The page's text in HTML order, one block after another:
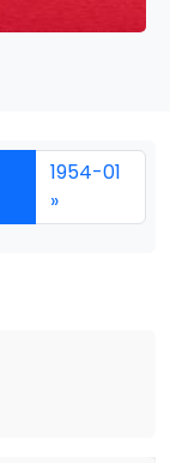
1954-01
»